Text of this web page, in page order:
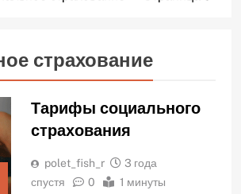
страхование
Тарифы социального
страхования
polet_fish_r
3 года
спустя
0 1 минуты